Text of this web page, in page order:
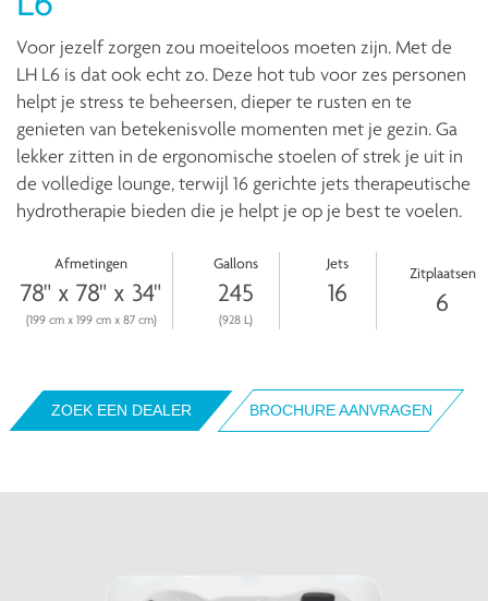
Voor jezelf zorgen zou moeiteloos moeten zijn. Met de
LH L6 is dat ook echt zo. Deze hot tub voor zes personen
helpt je stress te beheersen, dieper te rusten en te
genieten van betekenisvolle momenten met je gezin. Ga
lekker zitten in de ergonomische stoelen of strek je uit in
de volledige lounge, terwijl 16 gerichte jets therapeutische
hydrotherapie bieden die je helpt je op je best te voelen.
Afmetingen
78" x 78" x 34"
(199 cm x 199 cm x 87 cm)
Gallons
245
(928 L)
Jets
16
Zitplaatsen
6
ZOEK EEN DEALER BROCHURE AANVRAGEN